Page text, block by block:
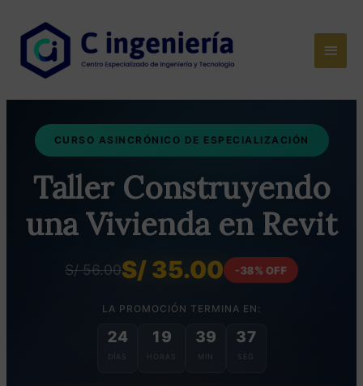
contenido
Menú
CURSO ASINCRÓNICO DE ESPECIALIZACIÓN
Taller Construyendo
una Vivienda en Revit
S/ 56.00S/ 35.00 -38% OFF
LA PROMOCIÓN TERMINA EN:
24
DÍAS
19
HORAS
39
MIN
36
SEG